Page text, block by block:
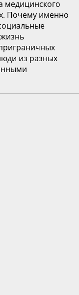
медицинского
Почему именно
из разных